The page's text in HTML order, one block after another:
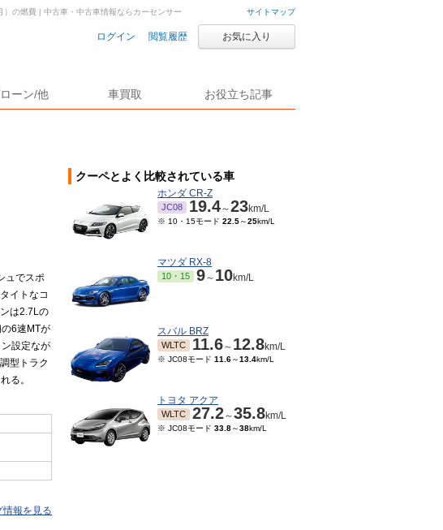
サイトマップ
ログイン 閲覧履歴 お気に入り
ーン/他 車買取 お役立ち記事
の燃費 | 中古車・中古車情報ならカーセンサー
ュでスポ
イトなコ
は2.7Lの
6速MTが
設定なが
型トラク
る。
報を見る
クーペとよく比較されている車
ホンダ CR-Z
JC08 19.4～23km/L
※ 10・15モード 22.5～25km/L
マツダ RX-8
10・15 9～ 10km/L
スバル BRZ
WLTC 11.6～ 12.8km/L
※ JC08モード 11.6～13.4km/L
トヨタ アクア
WLTC 27.2～35.8km/L
※ JC08モード 33.8～38km/L